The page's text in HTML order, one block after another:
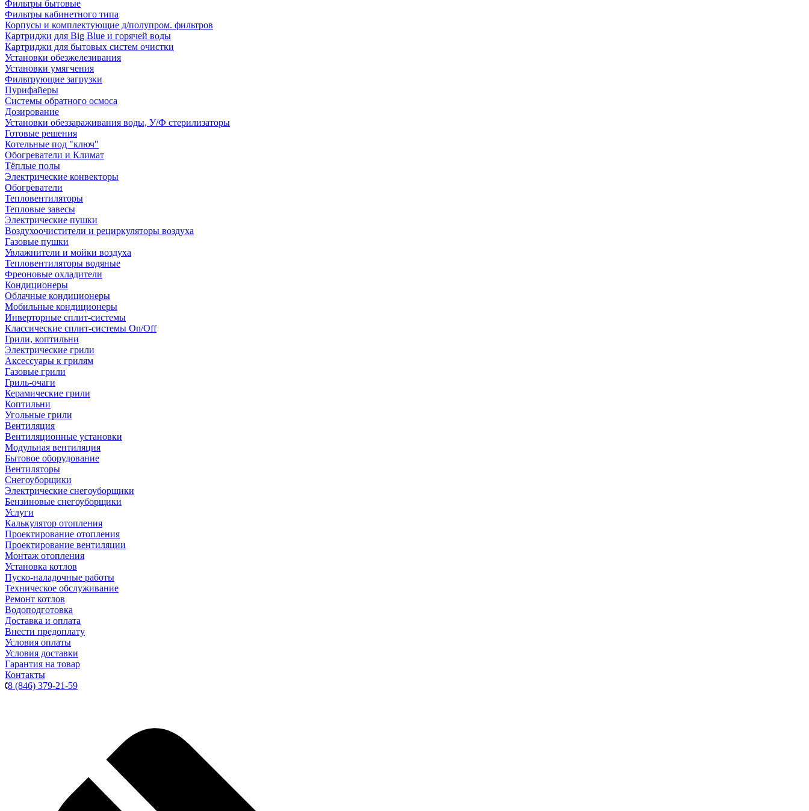
Фильтры бытовые
Фильтры кабинетного типа
Корпусы и комплектующие д/полупром. фильтров
Картриджи для Big Blue и горячей воды
Картриджи для бытовых систем очистки
Установки обезжелезивания
Установки умягчения
Фильтрующие загрузки
Пурифайеры
Системы обратного осмоса
Дозирование
Установки обеззараживания воды, У/Ф стерилизаторы
Готовые решения
Котельные под "ключ"
Обогреватели и Климат
Тёплые полы
Электрические конвекторы
Обогреватели
Тепловентиляторы
Тепловые завесы
Электрические пушки
Воздухоочистители и рециркуляторы воздуха
Газовые пушки
Увлажнители и мойки воздуха
Тепловентиляторы водяные
Фреоновые охладители
Кондиционеры
Облачные кондиционеры
Мобильные кондиционеры
Инверторные сплит-системы
Классические сплит-системы On/Off
Грили, коптильни
Электрические грили
Аксессуары к грилям
Газовые грили
Гриль-очаги
Керамические грили
Коптильни
Угольные грили
Вентиляция
Вентиляционные установки
Модульная вентиляция
Бытовое оборудование
Вентиляторы
Снегоуборщики
Электрические снегоуборщики
Бензиновые снегоуборщики
Услуги
Калькулятор отопления
Проектирование отопления
Проектирование вентиляции
Монтаж отопления
Установка котлов
Пуско-наладочные работы
Техническое обслуживание
Ремонт котлов
Водоподготовка
Доставка и оплата
Внести предоплату
Условия оплаты
Условия доставки
Гарантия на товар
Контакты
8 (846) 379-21-59